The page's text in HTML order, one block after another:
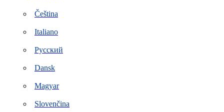
Čeština
Italiano
Русский
Dansk
Magyar
Slovenčina